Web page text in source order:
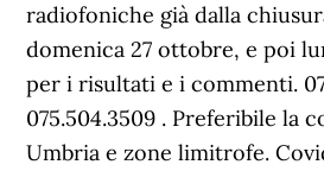
radiofoniche già dalla
domenica 27 ottobre, e poi
per i risultati e i commenti.
075.504.3509 . Preferibile la
Umbria e zone limitrofe.